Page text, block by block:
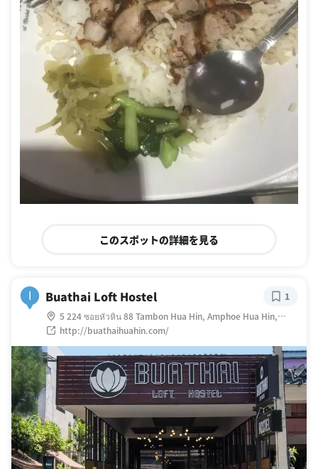
このスポットの詳細を見る
I Buathai Loft Hostel
5 224 ซอยหัวหิน 88 Tambon Hua Hin, Amphoe Hua Hin,
Chang Wat Prachuap Khiri Khan 77110 タイ
http://buathaihuahin.com/
1